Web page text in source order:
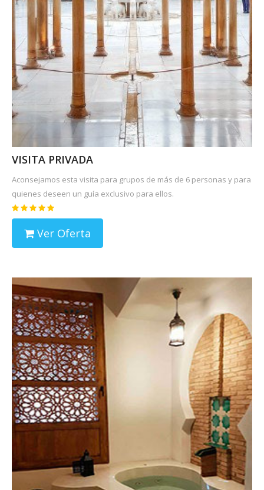
VISITA PRIVADA
Aconsejamos esta visita para grupos de más de 6 personas y para
quienes deseen un guía exclusivo para ellos.
Ver Oferta